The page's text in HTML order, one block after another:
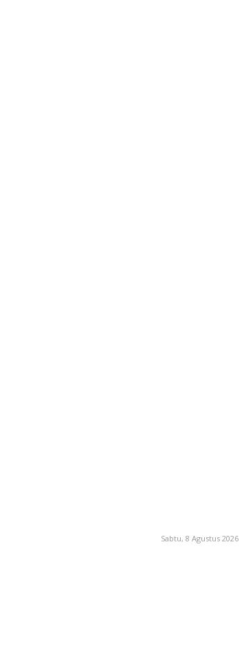
Sabtu, 8 Agustus 2026